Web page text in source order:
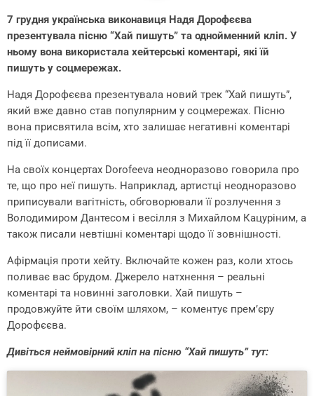
7 грудня українська виконавиця Надя Дорофєєва
презентувала пісню “Хай пишуть” та однойменний кліп. У
ньому вона використала хейтерські коментарі, які їй
пишуть у соцмережах.
Надя Дорофєєва презентувала новий трек “Хай пишуть”,
який вже давно став популярним у соцмережах. Пісню
вона присвятила всім, хто залишає негативні коментарі
під її дописами.
На своїх концертах Dorofeeva неодноразово говорила про
те, що про неї пишуть. Наприклад, артистці неодноразово
приписували вагітність, обговорювали її розлучення з
Володимиром Дантесом і весілля з Михайлом Кацуріним, а
також писали невтішні коментарі щодо її зовнішності.
Афірмація проти хейту. Включайте кожен раз, коли хтось
поливає вас брудом. Джерело натхнення – реальні
коментарі та новинні заголовки. Хай пишуть –
продовжуйте йти своїм шляхом, – коментує прем’єру
Дорофєєва.
Дивіться неймовірний кліп на пісню “Хай пишуть” тут: